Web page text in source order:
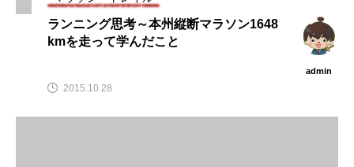
ランニング思考～本州縦断マラソン1648
kmを走って学んだこと
admin
2015.10.28